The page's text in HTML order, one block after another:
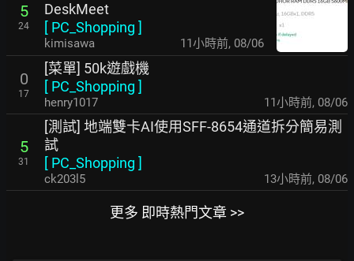
5
24
DeskMeet
[ PC_Shopping ]
kimisawa 11小時前, 08/06
0
17
[菜單] 50k遊戲機
[ PC_Shopping ]
henry1017 11小時前, 08/06
5
31
[測試] 地端雙卡AI使用SFF-8654通道拆分簡易測
試
[ PC_Shopping ]
ck203l5 13小時前, 08/06
更多 即時熱門文章 >>